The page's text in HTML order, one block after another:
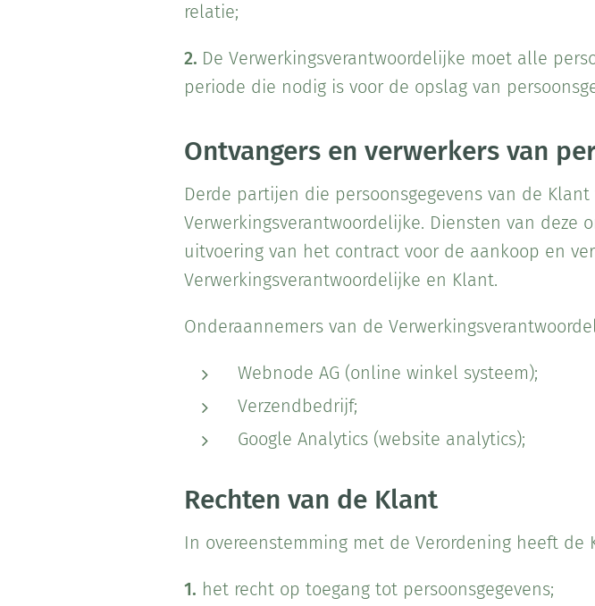
relatie;
2. De Verwerkingsverantwoordelijke moet alle
periode die nodig is voor de opslag van
Ontvangers en verwerkers van
Derde partijen die persoonsgegevens van de
Verwerkingsverantwoordelijke. Diensten van deze
uitvoering van het contract voor de aankoop en
Verwerkingsverantwoordelijke en Klant.
Onderaannemers van de
Webnode AG (online winkel systeem);
Verzendbedrijf;
Google Analytics (website analytics);
Rechten van de Klant
In overeenstemming met de Verordening heeft de
1. het recht op toegang tot persoonsgegevens;